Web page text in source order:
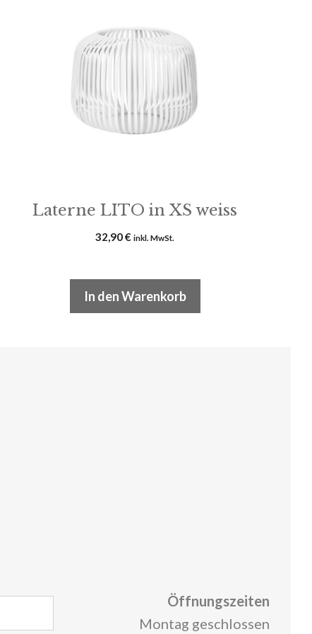
Laterne LITO in XS weiss
32,90€ inkl. MwSt.
In den Warenkorb
Öffnungszeiten
Montag geschlossen